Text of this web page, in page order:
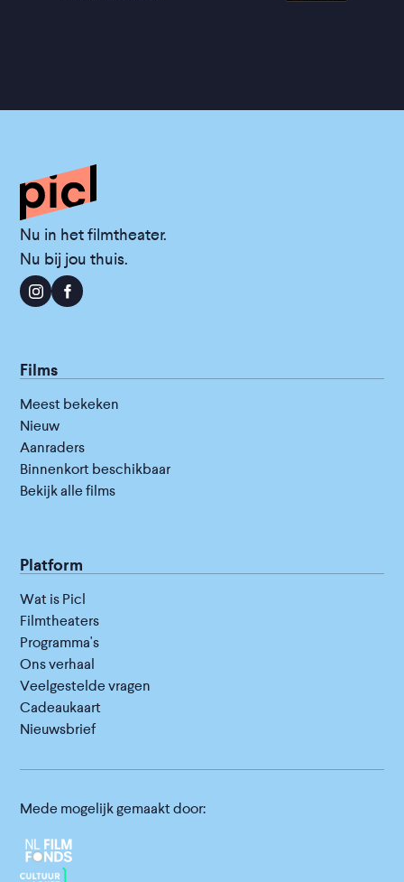
Nu in het filmtheater.
Nu bij jou thuis.
Films
Meest bekeken
Nieuw
Aanraders
Binnenkort beschikbaar
Bekijk alle films
Platform
Wat is Picl
Filmtheaters
Programma's
Ons verhaal
Veelgestelde vragen
Cadeaukaart
Nieuwsbrief
Mede mogelijk gemaakt door: